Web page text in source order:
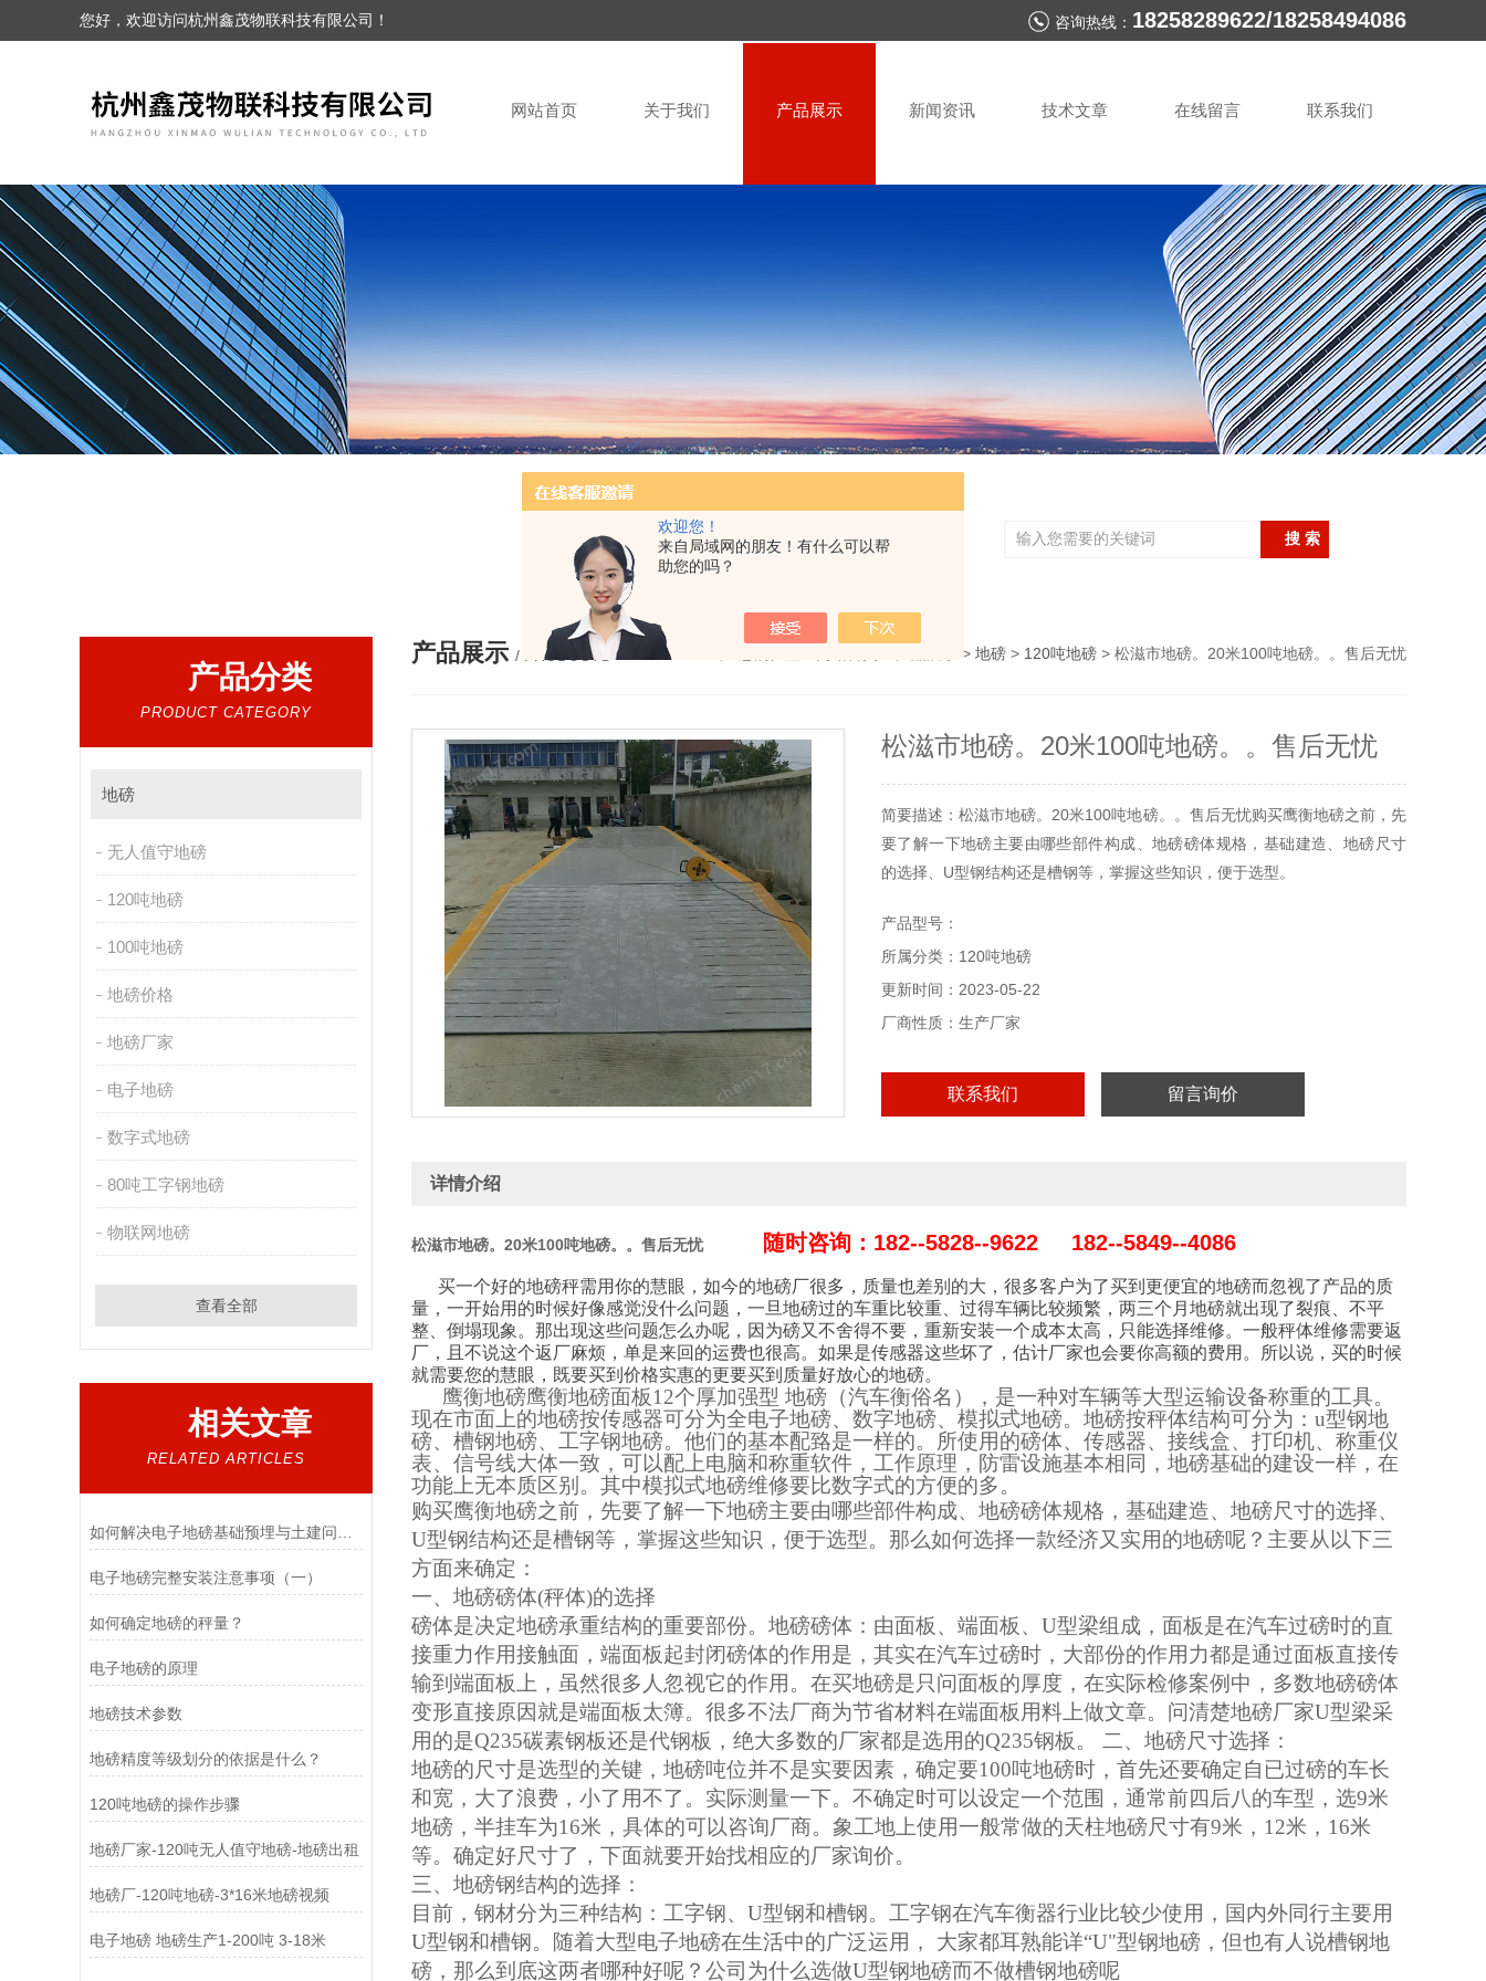
欢迎您！
来自局域网的朋友！有什么可以帮
助您的吗？
您好，欢迎访问杭州鑫茂物联科技有限公司！ 咨询热线： 18258289622/18258494086
网站首页 关于我们 产品展示 新闻资讯 技术文章 在线留言 联系我们
杭州地磅厂家，浙江汽车衡，宁波地磅价格，浙江地磅维修，杭州地磅，宁波地磅，湖州地磅
产品分类
PRODUCT CATEGORY
地磅
无人值守地磅
120吨地磅
100吨地磅
地磅价格
地磅厂家
电子地磅
数字式地磅
80吨工字钢地磅
物联网地磅
查看全部
相关文章
RELATED ARTICLES
电子地磅完整安装注意事项（一）
如何确定地磅的秤量？
电子地磅的原理
地磅技术参数
地磅精度等级划分的依据是什么？
120吨地磅的操作步骤
地磅厂家-120吨无人值守地磅-地磅出租
地磅厂-120吨地磅-3*16米地磅视频
电子地磅 地磅生产1-200吨 3-18米
产品展示 / PRODUCTS > 地磅 > 120吨地磅 > 松滋市地磅。20米100吨地磅。。售后无忧
松滋市地磅。20米100吨地磅。。售后无忧
简要描述：松滋市地磅。20米100吨地磅。。售后无忧购买鹰衡地磅之前，先
要了解一下地磅主要由哪些部件构成、地磅磅体规格，基础建造、地磅尺寸
的选择、U型钢结构还是槽钢等，掌握这些知识，便于选型。
产品型号：
所属分类：120吨地磅
更新时间：2023-05-22
厂商性质：生产厂家
联系我们 留言询价
详情介绍
松滋市地磅。20米100吨地磅。。售后无忧 随时咨询：182--5828--9622 182--5849--4086
买一个好的地磅秤需用你的慧眼，如今的地磅厂很多，质量也差别的大，很多客户为了买到更便宜的地磅而忽视了产品的质
量，一开始用的时候好像感觉没什么问题，一旦地磅过的车重比较重、过得车辆比较频繁，两三个月地磅就出现了裂痕、不平
整、倒塌现象。那出现这些问题怎么办呢，因为磅又不舍得不要，重新安装一个成本太高，只能选择维修。一般秤体维修需要返
厂，且不说这个返厂麻烦，单是来回的运费也很高。如果是传感器这些坏了，估计厂家也会要你高额的费用。所以说，买的时候
就需要您的慧眼，既要买到价格实惠的更要买到质量好放心的地磅。
鹰衡地磅鹰衡地磅面板12个厚加强型 地磅（汽车衡俗名），是一种对车辆等大型运输设备称重的工具。
现在市面上的地磅按传感器可分为全电子地磅、数字地磅、模拟式地磅。地磅按秤体结构可分为：u型钢地
磅、槽钢地磅、工字钢地磅。他们的基本配臵是一样的。所使用的磅体、传感器、接线盒、打印机、称重仪
表、信号线大体一致，可以配上电脑和称重软件，工作原理，防雷设施基本相同，地磅基础的建设一样，在
功能上无本质区别。其中模拟式地磅维修要比数字式的方便的多。
购买鹰衡地磅之前，先要了解一下地磅主要由哪些部件构成、地磅磅体规格，基础建造、地磅尺寸的选择、
U型钢结构还是槽钢等，掌握这些知识，便于选型。那么如何选择一款经济又实用的地磅呢？主要从以下三
方面来确定：
一、地磅磅体(秤体)的选择
磅体是决定地磅承重结构的重要部份。地磅磅体：由面板、端面板、 U型梁组成，面板是在汽车过磅时的直
接重力作用接触面，端面板起封闭磅体的作用是，其实在汽车过磅时，大部份的作用力都是通过面板直接传
输到端面板上，虽然很多人忽视它的作用。在买地磅是只问面板的厚度，在实际检修案例中，多数地磅磅体
变形直接原因就是端面板太簿。很多不法厂商为节省材料在端面板用料上做文章。问清楚地磅厂家U型梁采
用的是Q235碳素钢板还是代钢板，绝大多数的厂家都是选用的Q235钢板。 二、地磅尺寸选择：
地磅的尺寸是选型的关键，地磅吨位并不是实要因素，确定要100吨地磅时，首先还要确定自已过磅的车长
和宽，大了浪费，小了用不了。实际测量一下。不确定时可以设定一个范围，通常前四后八的车型，选9米
地磅，半挂车为16米，具体的可以咨询厂商。象工地上使用一般常做的天柱地磅尺寸有9米，12米，16米
等。确定好尺寸了，下面就要开始找相应的厂家询价。
三、地磅钢结构的选择：
目前，钢材分为三种结构：工字钢、 U型钢和槽钢。工字钢在汽车衡器行业比较少使用，国内外同行主要用
U型钢和槽钢。随着大型电子地磅在生活中的广泛运用， 大家都耳熟能详“U"型钢地磅，但也有人说槽钢地
磅，那么到底这两者哪种好呢？公司为什么选做U型钢地磅而不做槽钢地磅呢